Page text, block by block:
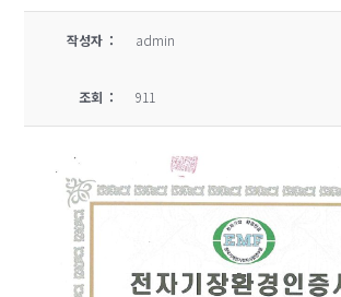
작성자 : admin
조회 : 911